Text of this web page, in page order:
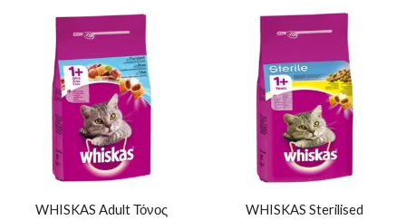
WHISKAS Adult Τόνος
WHISKAS Sterilised